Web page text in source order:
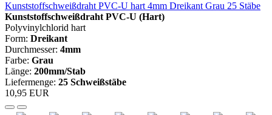
Kunststoffschweißdraht PVC-U hart 4mm Dreikant Grau 25 Stäbe
Kunststoffschweißdraht PVC-U (Hart)
Polyvinylchlorid hart
Form: Dreikant
Durchmesser: 4mm
Farbe: Grau
Länge: 200mm/Stab
Liefermenge: 25 Schweißstäbe
10,95 EUR